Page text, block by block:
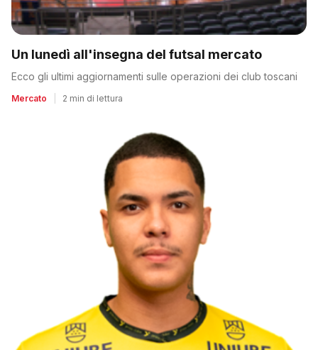
Un lunedì all'insegna del futsal mercato
Ecco gli ultimi aggiornamenti sulle operazioni dei club toscani
Mercato 2 min di lettura